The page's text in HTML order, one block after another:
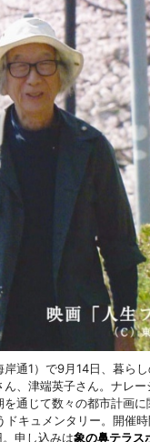
通1）で9月14日、暮ら
、津端英子さん。ナレ
通じて数々の都市計画
キュメンタリー。開催時
申し込みは象の鼻テラス